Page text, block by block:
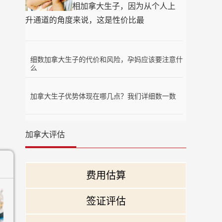
相加拿大生子，因为从个人上
升通道的角度来说，这是性价比最
细数加拿大生子的代价和风险，孕妈应该要注意什
么
加拿大生子优势体现在哪几点？我们详细数一数
加拿大评估
费用估算
签证评估